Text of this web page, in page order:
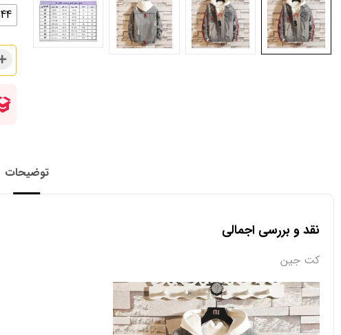
44یاXXL (عرض 53 سانت)
توضیحات
نقد و بررسی اجمالی
کت جین